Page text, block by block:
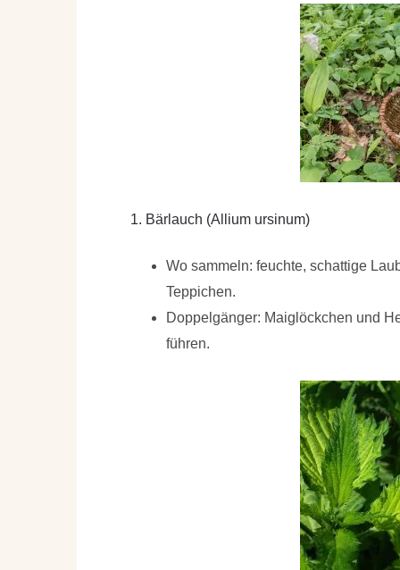
1. Bärlauch (Allium ursinum)
Wo sammeln: feuchte, schattige
Teppichen.
Doppelgänger: Maiglöckchen und
führen.